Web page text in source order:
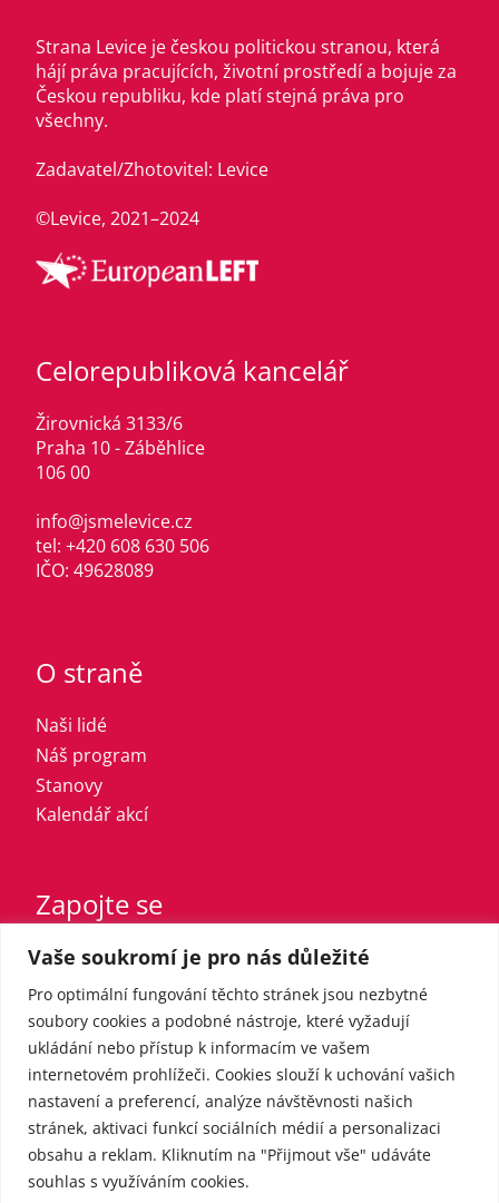
Vaše soukromí je pro nás důležité
Pro optimální fungování těchto stránek jsou nezbytné
soubory cookies a podobné nástroje, které vyžadují
ukládání nebo přístup k informacím ve vašem
internetovém prohlížeči. Cookies slouží k uchování vašich
nastavení a preferencí, analýze návštěvnosti našich
stránek, aktivaci funkcí sociálních médií a personalizaci
obsahu a reklam. Kliknutím na "Přijmout vše" udáváte
souhlas s využíváním cookies.
Strana Levice je českou politickou stranou, která
hájí práva pracujících, životní prostředí a bojuje za
Českou republiku, kde platí stejná práva pro
všechny.
Zadavatel/Zhotovitel: Levice
©Levice, 2021–2024
Celorepubliková kancelář
Žirovnická 3133/6
Praha 10 - Záběhlice
106 00
info@jsmelevice.cz
tel: +420 608 630 506
IČO: 49628089
O straně
Naši lidé
Náš program
Stanovy
Kalendář akcí
Zapojte se
Vstupte do strany
Registrovaný sympatizant
Přispějte finančně
Pro média
Kontakt
Tiskové zprávy